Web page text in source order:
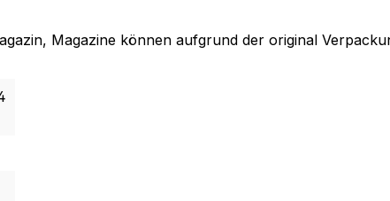
Magazine können aufgrund der original